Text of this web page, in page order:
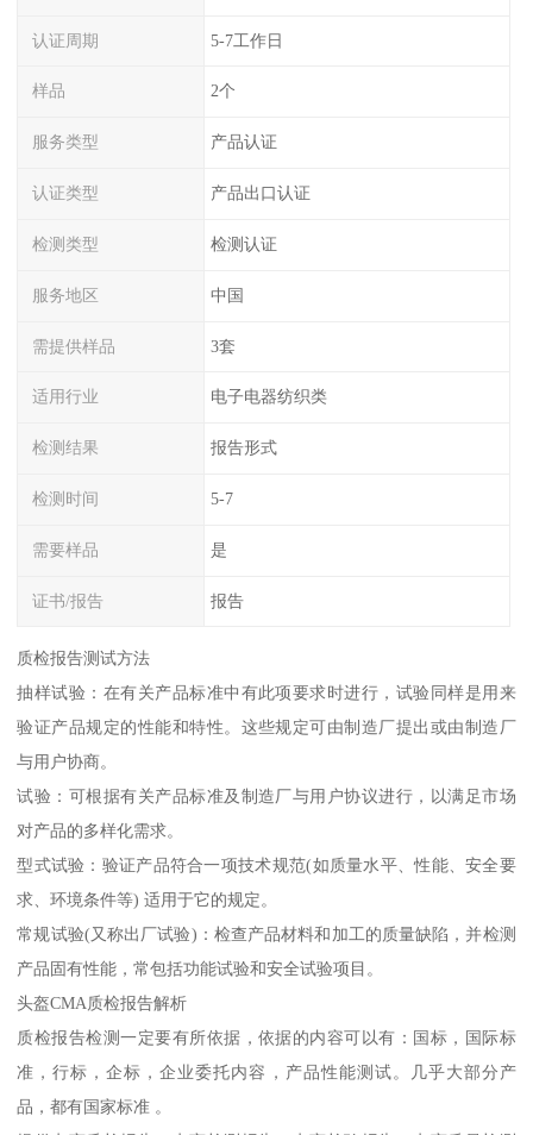
认证周期 5-7工作日
样品 2个
服务类型 产品认证
认证类型 产品出口认证
检测类型 检测认证
服务地区 中国
需提供样品 3套
适用行业 电子电器纺织类
检测结果 报告形式
检测时间 5-7
需要样品 是
证书/报告 报告
质检报告测试方法
抽样试验：在有关产品标准中有此项要求时进行，试验同样是用来
验证产品规定的性能和特性。这些规定可由制造厂提出或由制造厂
与用户协商。
试验：可根据有关产品标准及制造厂与用户协议进行，以满足市场
对产品的多样化需求。
型式试验：验证产品符合一项技术规范(如质量水平、性能、安全要
求、环境条件等) 适用于它的规定。
常规试验(又称出厂试验)：检查产品材料和加工的质量缺陷，并检测
产品固有性能，常包括功能试验和安全试验项目。
头盔CMA质检报告解析
质检报告检测一定要有所依据，依据的内容可以有：国标，国际标
准，行标，企标，企业委托内容，产品性能测试。几乎大部分产
品，都有国家标准 。